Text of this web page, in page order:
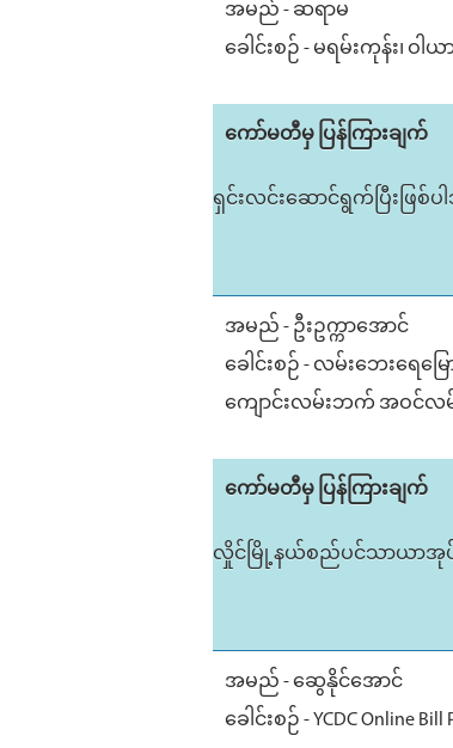
အမည် - ဆရာမ
ခေါင်းစဉ် - မရမ်းကုန်း၊ ဝ
ကော်မတီမှ ပြန်ကြားချက်
ရှင်းလင်းဆောင်ရွက်ပြီးဖြစ်ပ
အမည် - ဦးဥက္ကာအောင်
ခေါင်းစဉ် - လမ်းဘေးရေမ
ကျောင်းလမ်းဘက် အဝင်လမ်
ကော်မတီမှ ပြန်ကြားချက်
လှိုင်မြို့နယ်စည်ပင်သာယာအုပ်ခ
အမည် - ဆွေနိုင်အောင်
ခေါင်းစဉ် - YCDC Online